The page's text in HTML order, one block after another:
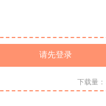
请先登录
下载量